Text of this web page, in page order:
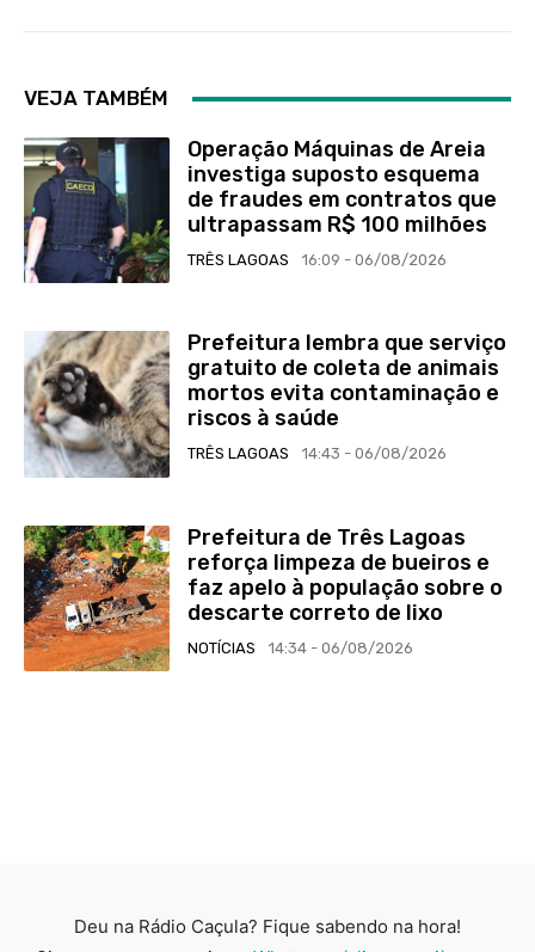
VEJA TAMBÉM
Operação Máquinas de Areia
investiga suposto esquema
de fraudes em contratos que
ultrapassam R$ 100 milhões
TRÊS LAGOAS 16:09 - 06/08/2026
Prefeitura lembra que serviço
gratuito de coleta de animais
mortos evita contaminação e
riscos à saúde
TRÊS LAGOAS 14:43 - 06/08/2026
Prefeitura de Três Lagoas
reforça limpeza de bueiros e
faz apelo à população sobre o
descarte correto de lixo
NOTÍCIAS 14:34 - 06/08/2026
Deu na Rádio Caçula? Fique sabendo na hora!